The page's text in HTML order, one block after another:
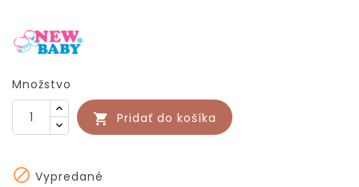
Množstvo
 Pridať do košíka
 Vypredané